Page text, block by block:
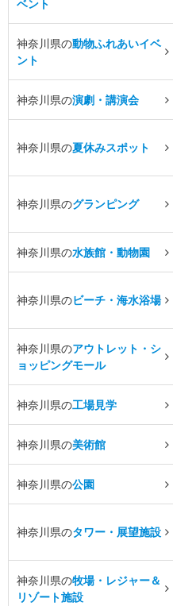
ベント
神奈川県の動物ふれあいイベ
ント
神奈川県の演劇・講演会
神奈川県の夏休みスポット
神奈川県のグランピング
神奈川県の水族館・動物園
神奈川県のビーチ・海水浴場
神奈川県のアウトレット・シ
ョッピングモール
神奈川県の工場見学
神奈川県の美術館
神奈川県の公園
神奈川県のタワー・展望施設
神奈川県の牧場・レジャー＆
リゾート施設